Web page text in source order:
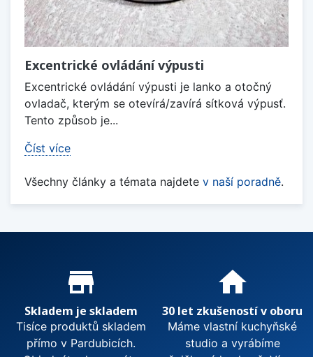
Excentrické ovládání výpusti
Excentrické ovládání výpusti je lanko a otočný
ovladač, kterým se otevírá/zavírá sítková výpusť.
Tento způsob je...
Číst více
Všechny články a témata najdete v naší poradně.
Proč nakupovat u nás?
store_mall_directory
Skladem je skladem
Tisíce produktů skladem
přímo v Pardubicích.
home
30 let zkušeností v oboru
Máme vlastní kuchyňské
studio a vyrábíme